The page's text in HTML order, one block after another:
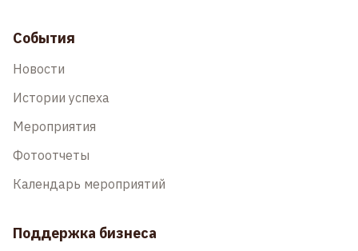
События
Новости
Истории успеха
Мероприятия
Фотоотчеты
Календарь мероприятий
Поддержка бизнеса